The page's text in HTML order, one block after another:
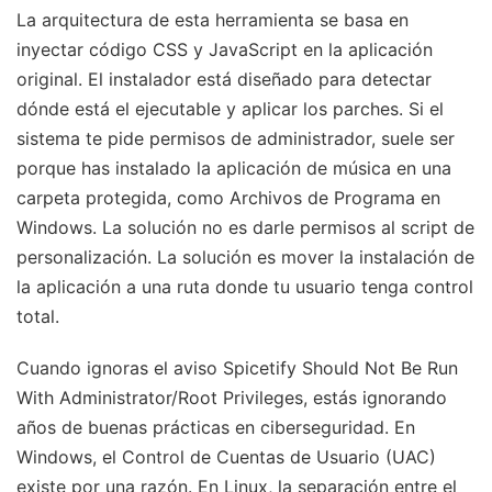
La arquitectura de esta herramienta se basa en
inyectar código CSS y JavaScript en la aplicación
original. El instalador está diseñado para detectar
dónde está el ejecutable y aplicar los parches. Si el
sistema te pide permisos de administrador, suele ser
porque has instalado la aplicación de música en una
carpeta protegida, como Archivos de Programa en
Windows. La solución no es darle permisos al script de
personalización. La solución es mover la instalación de
la aplicación a una ruta donde tu usuario tenga control
total.
Cuando ignoras el aviso Spicetify Should Not Be Run
With Administrator/Root Privileges, estás ignorando
años de buenas prácticas en ciberseguridad. En
Windows, el Control de Cuentas de Usuario (UAC)
existe por una razón. En Linux, la separación entre el